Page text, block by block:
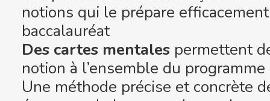
notions qui le prépare
baccalauréat
Des cartes mentales permettent
notion à l’ensemble du programme
Une méthode précise et concrète